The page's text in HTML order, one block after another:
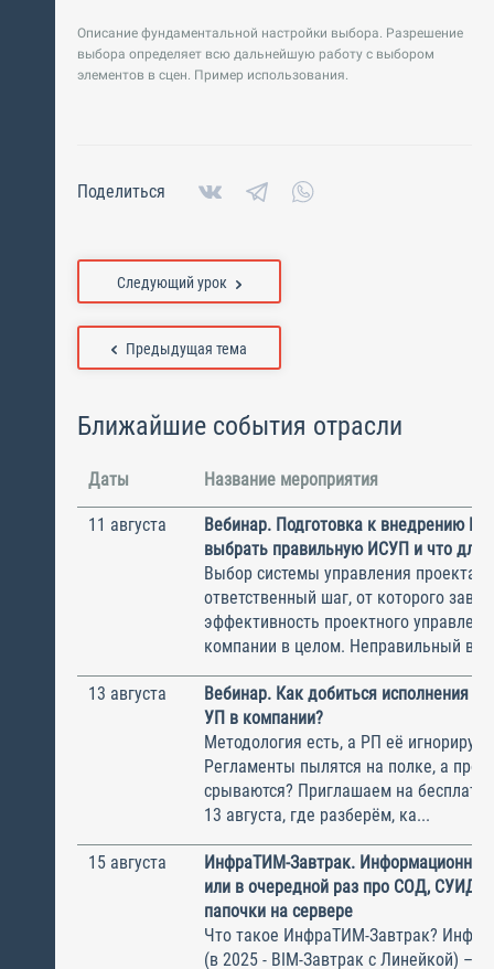
Описание фундаментальной настройки выбора. Разрешение
выбора определяет всю дальнейшую работу с выбором
элементов в сцен. Пример использования.
Поделиться
Предыдущая тема
Следующий урок
Ближайшие события отрасли
Даты Название мероприятия
11 августа
Вебинар. Подготовка к внедрению
выбрать правильную ИСУП и что для
Выбор системы управления
ответственный шаг, от которого
эффективность проектного
компании в целом. Неправильный
13 августа
Вебинар. Как добиться исполнения
УП в компании?
Методология есть, а РП её
Регламенты пылятся на полке, а
срываются? Приглашаем на
13 августа, где разберём, ка...
15 августа
ИнфраТИМ-Завтрак.
или в очередной раз про СОД, СУИД и
папочки на сервере
Что такое ИнфраТИМ-Завтрак?
(в 2025 - BIM-Завтрак с Линейкой) –